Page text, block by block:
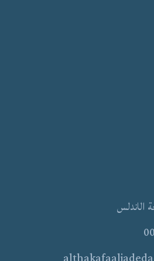
الاندلس